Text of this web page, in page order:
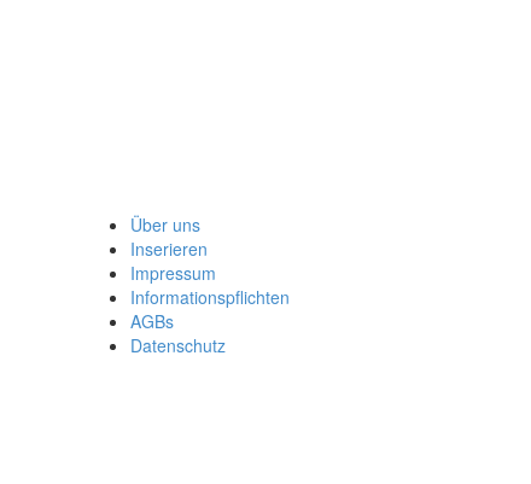
Über uns
Inserieren
Impressum
Informationspflichten
AGBs
Datenschutz